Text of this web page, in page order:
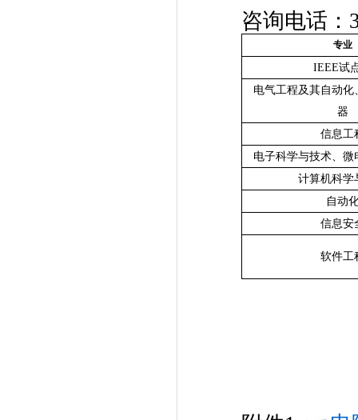
咨询电话：
专业
IEEE试
电气工程及其自动化
器
信息工
电子科学与技术、微
计算机科学
自动
信息安
软件工